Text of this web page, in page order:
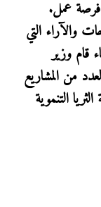
والآراء التي
قام وزير
من المشاريع
التنموية